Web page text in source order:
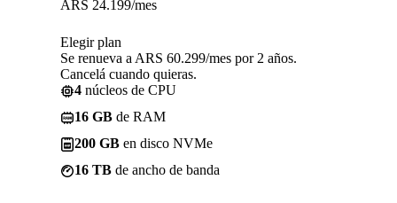
ARS 24.199/mes
Elegir plan
Se renueva a ARS 60.299/mes por 2 años.
Cancelá cuando quieras.
4 núcleos de CPU
16 GB de RAM
200 GB en disco NVMe
16 TB de ancho de banda